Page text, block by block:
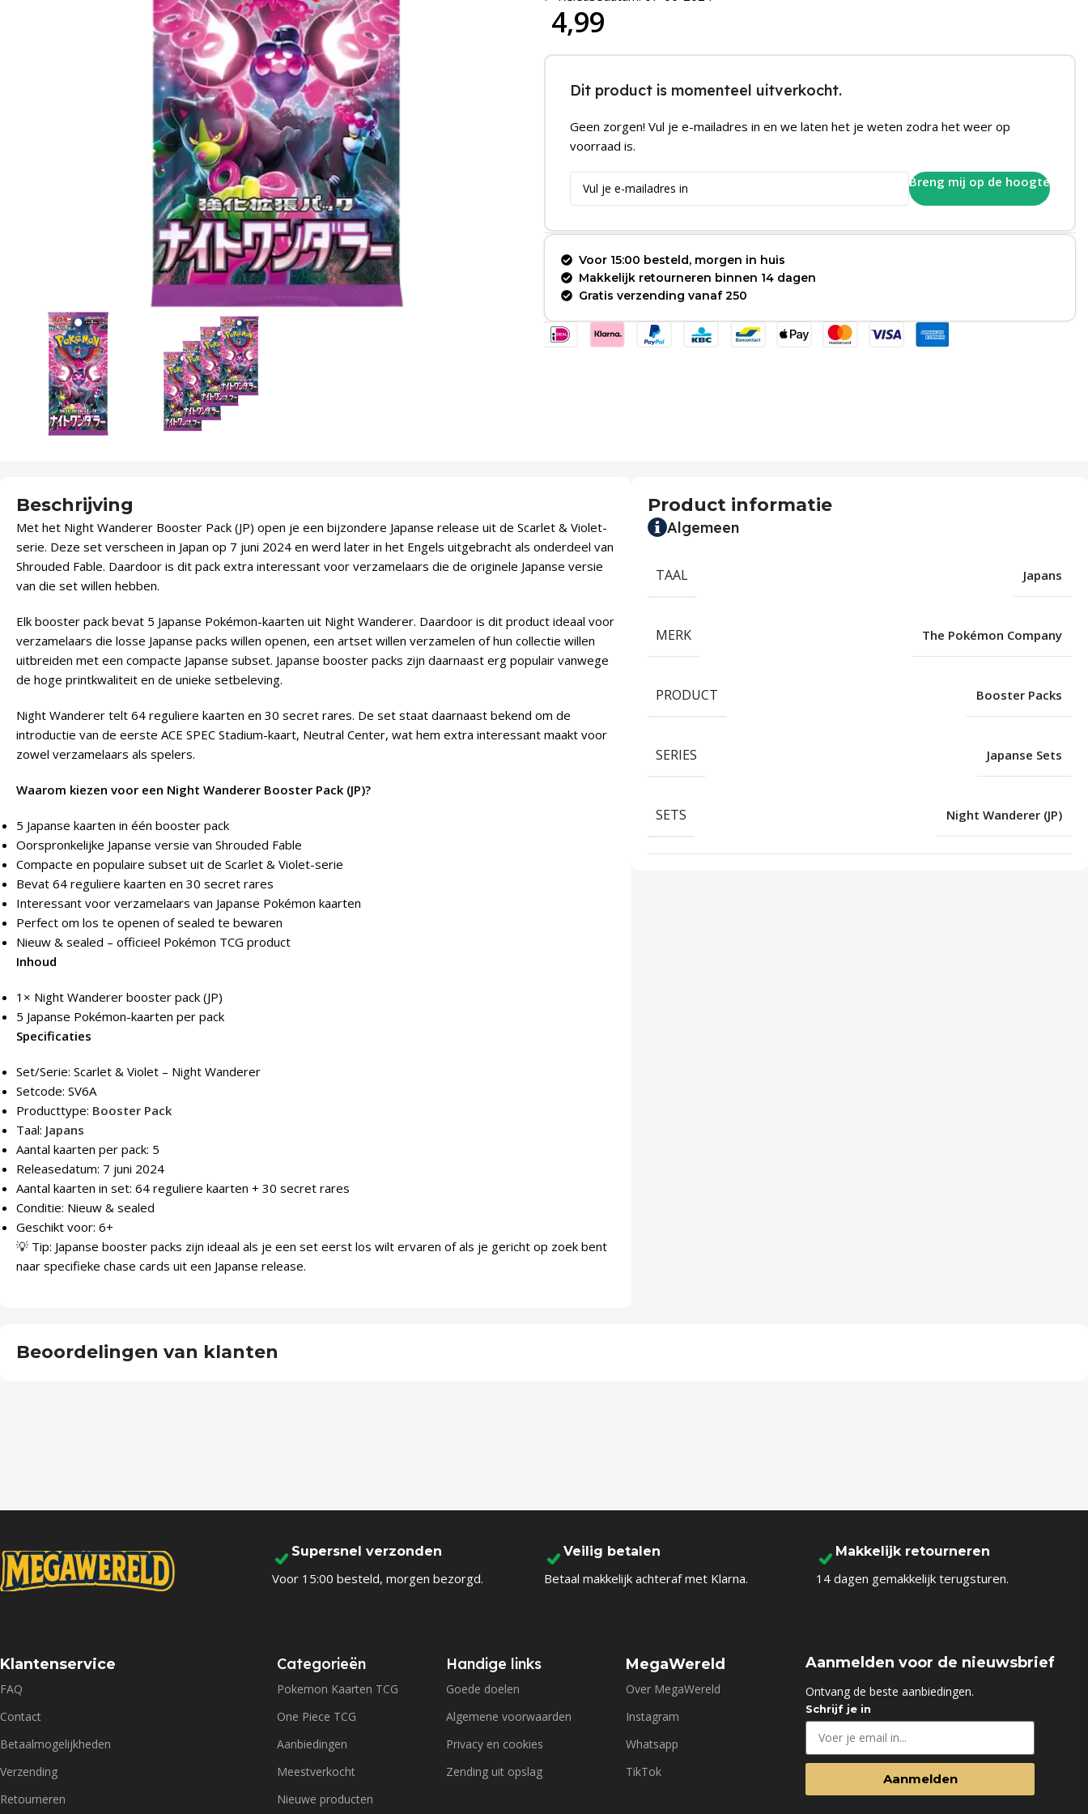
4,99
Dit product is momenteel uitverkocht.
Geen zorgen! Vul je e-mailadres in en we laten het je weten zodra het weer op
voorraad is.
Breng mij op de hoogte
Voor 15:00 besteld, morgen in huis
Makkelijk retourneren binnen 14 dagen
Gratis verzending vanaf 250
Beschrijving
Met het Night Wanderer Booster Pack (JP) open je een bijzondere Japanse release uit de Scarlet & Violet-
serie. Deze set verscheen in Japan op 7 juni 2024 en werd later in het Engels uitgebracht als onderdeel van
Shrouded Fable. Daardoor is dit pack extra interessant voor verzamelaars die de originele Japanse versie
van die set willen hebben.
Elk booster pack bevat 5 Japanse Pokémon-kaarten uit Night Wanderer. Daardoor is dit product ideaal voor
verzamelaars die losse Japanse packs willen openen, een artset willen verzamelen of hun collectie willen
uitbreiden met een compacte Japanse subset. Japanse booster packs zijn daarnaast erg populair vanwege
de hoge printkwaliteit en de unieke setbeleving.
Night Wanderer telt 64 reguliere kaarten en 30 secret rares. De set staat daarnaast bekend om de
introductie van de eerste ACE SPEC Stadium-kaart, Neutral Center, wat hem extra interessant maakt voor
zowel verzamelaars als spelers.
Waarom kiezen voor een Night Wanderer Booster Pack (JP)?
5 Japanse kaarten in één booster pack
Oorspronkelijke Japanse versie van Shrouded Fable
Compacte en populaire subset uit de Scarlet & Violet-serie
Bevat 64 reguliere kaarten en 30 secret rares
Interessant voor verzamelaars van Japanse Pokémon kaarten
Perfect om los te openen of sealed te bewaren
Nieuw & sealed – officieel Pokémon TCG product
Inhoud
1× Night Wanderer booster pack (JP)
5 Japanse Pokémon-kaarten per pack
Specificaties
Set/Serie: Scarlet & Violet – Night Wanderer
Setcode: SV6A
Producttype: Booster Pack
Taal: Japans
Aantal kaarten per pack: 5
Releasedatum: 7 juni 2024
Aantal kaarten in set: 64 reguliere kaarten + 30 secret rares
Conditie: Nieuw & sealed
Geschikt voor: 6+
💡 Tip: Japanse booster packs zijn ideaal als je een set eerst los wilt ervaren of als je gericht op zoek bent
naar specifieke chase cards uit een Japanse release.
Product informatie
Algemeen
TAAL Japans
MERK The Pokémon Company
PRODUCT Booster Packs
SERIES Japanse Sets
SETS Night Wanderer (JP)
Beoordelingen van klanten
Supersnel verzonden
Voor 15:00 besteld, morgen bezorgd.
Veilig betalen
Betaal makkelijk achteraf met Klarna.
Makkelijk retourneren
14 dagen gemakkelijk terugsturen.
Klantenservice
FAQ
Contact
Betaalmogelijkheden
Verzending
Retourneren
Categorieën
Pokemon Kaarten TCG
One Piece TCG
Aanbiedingen
Meestverkocht
Nieuwe producten
Handige links
Goede doelen
Algemene voorwaarden
Privacy en cookies
Zending uit opslag
MegaWereld
Over MegaWereld
Instagram
Whatsapp
TikTok
Aanmelden voor de nieuwsbrief
Ontvang de beste aanbiedingen.
Schrijf je in
Aanmelden